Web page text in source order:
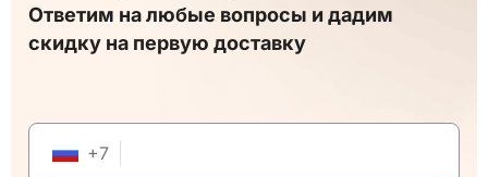
Ответим на любые вопросы и дадим
скидку на первую доставку
+7